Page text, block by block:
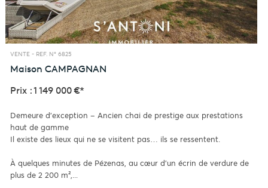
VENTE - REF. N° 6825
Maison CAMPAGNAN
Prix : 1 149 000 €*
Demeure d'exception – Ancien chai de prestige aux prestations
haut de gamme
Il existe des lieux qui ne se visitent pas… ils se ressentent.
À quelques minutes de Pézenas, au cœur d'un écrin de verdure de
plus de 2 200 m²,...